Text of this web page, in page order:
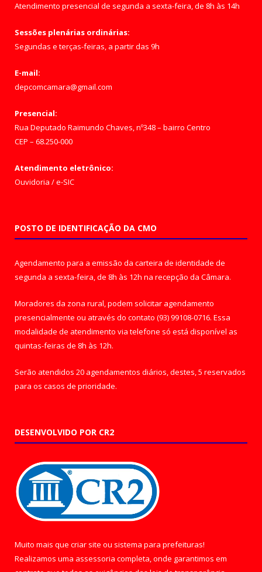
Atendimento presencial de segunda a sexta-feira, de 8h às 14h
Sessões plenárias ordinárias:
Segundas e terças-feiras, a partir das 9h
E-mail:
depcomcamara@gmail.com
Presencial:
Rua Deputado Raimundo Chaves, nº348 – bairro Centro
CEP – 68.250-000
Atendimento eletrônico:
Ouvidoria /e-SIC
POSTO DE IDENTIFICAÇÃO DA CMO
Agendamento para a emissão da carteira de identidade de
segunda a sexta-feira, de 8h às 12h na recepção da Câmara.
Moradores da zona rural, podem solicitar agendamento
presencialmente ou através do contato (93) 99108-0716. Essa
modalidade de atendimento via telefone só está disponível as
quintas-feiras de 8h às 12h.
Serão atendidos 20 agendamentos diários, destes, 5 reservados
para os casos de prioridade.
DESENVOLVIDO POR CR2
Muito mais que criar site ou sistema para prefeituras!
Realizamos uma assessoria completa, onde garantimos em